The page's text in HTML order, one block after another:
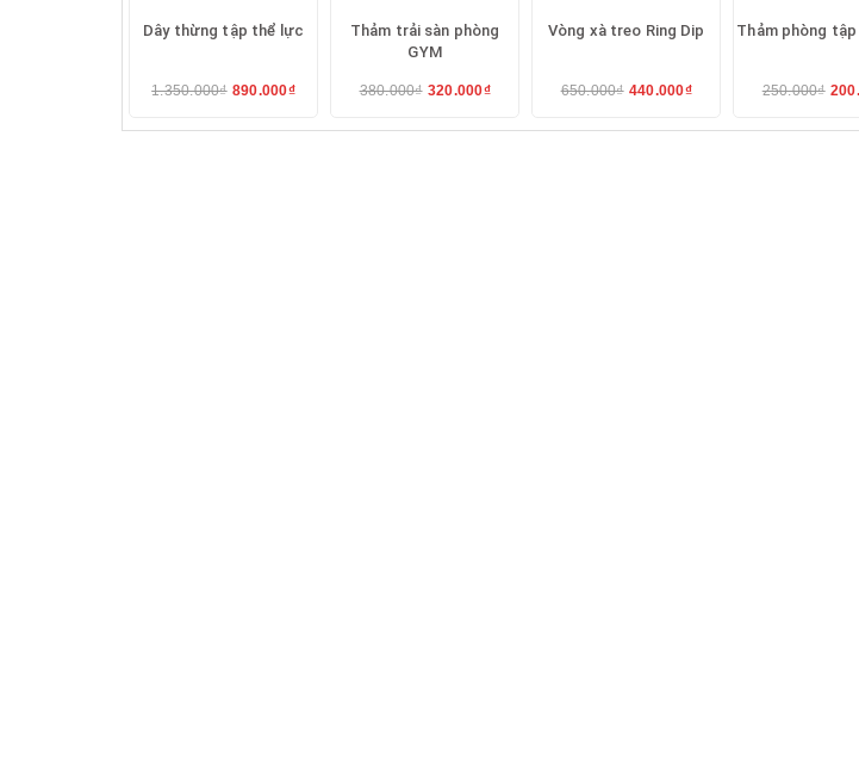
Dây thừng tập thể lực
1.350.000₫ 890.000₫
Thảm trải sàn phòng
GYM
380.000₫ 320.000₫
Vòng xà treo Ring Dip
650.000₫ 440.000₫
Thảm phòng
250.000₫